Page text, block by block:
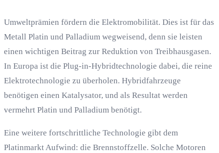
Umweltprämien fördern die Elektromobilität. Dies ist für das
Metall Platin und Palladium wegweisend, denn sie leisten
einen wichtigen Beitrag zur Reduktion von Treibhausgasen.
In Europa ist die Plug-in-Hybridtechnologie dabei, die reine
Elektrotechnologie zu überholen. Hybridfahrzeuge
benötigen einen Katalysator, und als Resultat werden
vermehrt Platin und Palladium benötigt.
Eine weitere fortschrittliche Technologie gibt dem
Platinmarkt Aufwind: die Brennstoffzelle. Solche Motoren